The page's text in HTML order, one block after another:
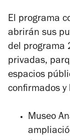
El programa
abrirán sus
del programa
privadas,
espacios
confirmados
Museo